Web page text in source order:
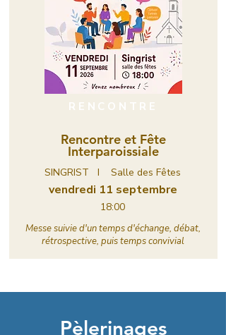
RENCONTRE
Rencontre et Fête
Interparoissiale
SINGRIST I Salle des Fêtes
vendredi 11 septembre
18:00
Messe suivie d'un temps d'échange, débat,
rétrospective, puis temps convivial
Pèlerinages